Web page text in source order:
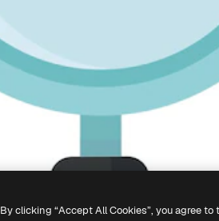
By clicking “Accept All Cookies”, you agree